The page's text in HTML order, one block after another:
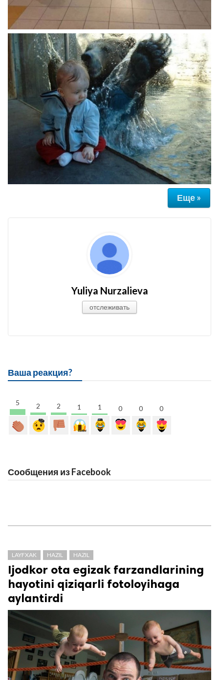
Еще »
Yuliya Nurzalieva
отслеживать
Ваша реакция?
5 2 2 1 1 0 0 0
Сообщения из Facebook
LAYFXAK HAZIL HAZIL
Ijodkor ota egizak farzandlarining
hayotini qiziqarli fotoloyihaga
aylantirdi